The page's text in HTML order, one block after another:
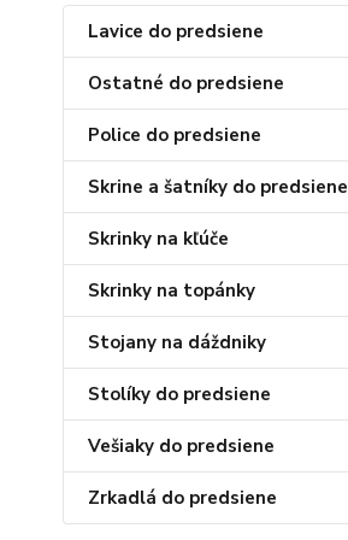
Lavice do predsiene
Ostatné do predsiene
Police do predsiene
Skrine a šatníky do predsiene
Skrinky na kľúče
Skrinky na topánky
Stojany na dáždniky
Stolíky do predsiene
Vešiaky do predsiene
Zrkadlá do predsiene